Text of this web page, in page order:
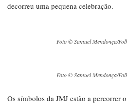
decorreu uma pequena celebração.
Foto © Samuel Mendonça/
Foto © Samuel Mendonça/
Os símbolos da JMJ estão a percorrer